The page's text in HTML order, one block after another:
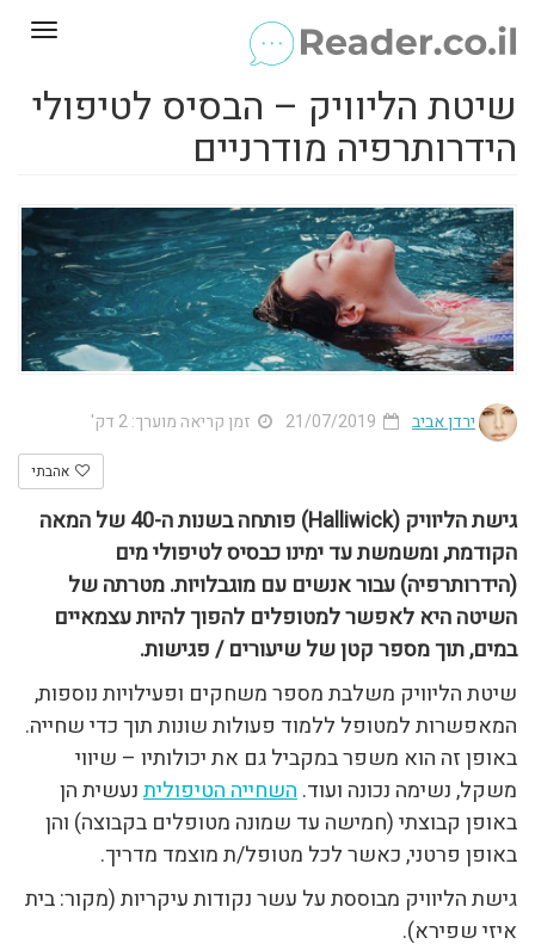
שיטת הליוויק – הבסיס לטיפולי
הידרותרפיה מודרניים
ירדן אביב זמן קריאה מוערך: 2 דק'
אהבתי
גישת הליוויק (Halliwick) פותחה בשנות ה-40 של המאה
הקודמת, ומשמשת עד ימינו כבסיס לטיפולי מים
(הידרותרפיה) עבור אנשים עם מוגבלויות. מטרתה של
השיטה היא לאפשר למטופלים להפוך להיות עצמאיים
במים, תוך מספר קטן של שיעורים / פגישות.
שיטת הליוויק משלבת מספר משחקים ופעילויות נוספות,
המאפשרות למטופל ללמוד פעולות שונות תוך כדי שחייה.
באופן זה הוא משפר במקביל גם את יכולותיו – שיווי
משקל, נשימה נכונה ועוד.השחייה הטיפוליתנעשית הן
באופן קבוצתי (חמישה עד שמונה מטופלים בקבוצה) והן
באופן פרטני, כאשר לכל מטופל/ת מוצמד מדריך.
גישת הליוויק מבוססת על עשר נקודות עיקריות (מקור: בית
איזי שפירא).